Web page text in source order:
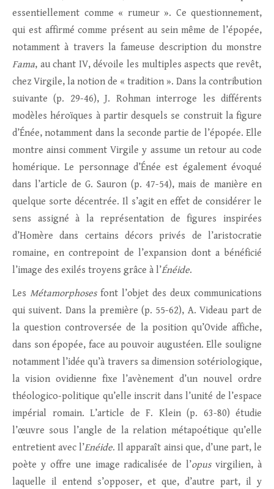
essentiellement comme « rumeur ». Ce questionnement,
qui est affirmé comme présent au sein même de l’épopée,
notamment à travers la fameuse description du monstre
Fama, au chant IV, dévoile les multiples aspects que revêt,
chez Virgile, la notion de « tradition ». Dans la contribution
suivante (p. 29-46), J. Rohman interroge les différents
modèles héroïques à partir desquels se construit la figure
d’Énée, notamment dans la seconde partie de l’épopée. Elle
montre ainsi comment Virgile y assume un retour au code
homérique. Le personnage d’Énée est également évoqué
dans l’article de G. Sauron (p. 47-54), mais de manière en
quelque sorte décentrée. Il s’agit en effet de considérer le
sens assigné à la représentation de figures inspirées
d’Homère dans certains décors privés de l’aristocratie
romaine, en contrepoint de l’expansion dont a bénéficié
l’image des exilés troyens grâce à l’Énéide.
Les Métamorphosesfont l’objet des deux communications
qui suivent. Dans la première (p. 55-62), A. Videau part de
la question controversée de la position qu’Ovide affiche,
dans son épopée, face au pouvoir augustéen. Elle souligne
notamment l’idée qu’à travers sa dimension sotériologique,
la vision ovidienne fixe l’avènement d’un nouvel ordre
théologico-politique qu’elle inscrit dans l’unité de l’espace
impérial romain. L’article de F. Klein (p. 63-80) étudie
l’œuvre sous l’angle de la relation métapoétique qu’elle
entretient avec l’Enéide. Il apparaît ainsi que, d’une part, le
poète y offre une image radicalisée de l’opusvirgilien, à
laquelle il entend s’opposer, et que, d’autre part, il y